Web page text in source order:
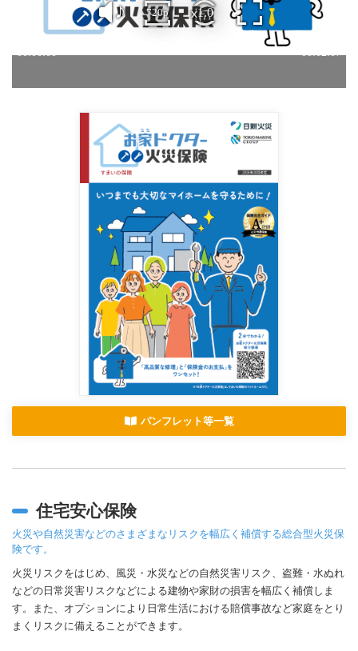
パンフレット等一覧
住宅安心保険
火災や自然災害などのさまざまなリスクを幅広く補償する総合型火災保
険です。
火災リスクをはじめ、風災・水災などの自然災害リスク、盗難・水ぬれ
などの日常災害リスクなどによる建物や家財の損害を幅広く補償しま
す。また、オプションにより日常生活における賠償事故など家庭をとり
まくリスクに備えることができます。